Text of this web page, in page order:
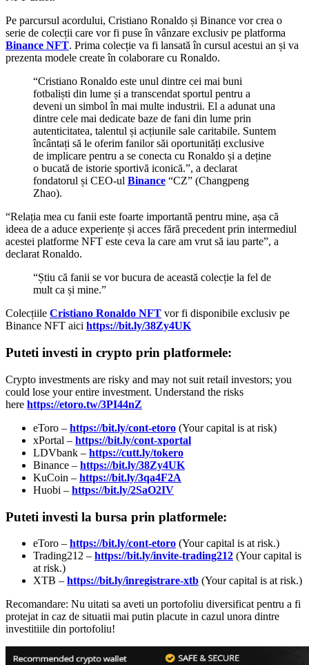
Pe parcursul acordului, Cristiano Ronaldo și Binance vor crea o
serie de colecții care vor fi puse în vânzare exclusiv pe platforma
Binance NFT. Prima colecție va fi lansată în cursul acestui an și va
prezenta modele create în colaborare cu Ronaldo.
“Cristiano Ronaldo este unul dintre cei mai buni
fotbaliști din lume și a transcendat sportul pentru a
deveni un simbol în mai multe industrii. El a adunat una
dintre cele mai dedicate baze de fani din lume prin
autenticitatea, talentul și acțiunile sale caritabile. Suntem
încântați să le oferim fanilor săi oportunități exclusive
de implicare pentru a se conecta cu Ronaldo și a deține
o bucată de istorie sportivă iconică.”, a declarat
fondatorul și CEO-ul Binance “CZ” (Changpeng
Zhao).
“Relația mea cu fanii este foarte importantă pentru mine, așa că
ideea de a aduce experiențe și acces fără precedent prin intermediul
acestei platforme NFT este ceva la care am vrut să iau parte”, a
declarat Ronaldo.
“Știu că fanii se vor bucura de această colecție la fel de
mult ca și mine.”
Colecțiile Cristiano Ronaldo NFT vor fi disponibile exclusiv pe
Binance NFT aici https://bit.ly/38Zy4UK
Puteti investi in crypto prin platformele:
Crypto investments are risky and may not suit retail investors; you
could lose your entire investment. Understand the risks
here https://etoro.tw/3PI44nZ
eToro – https://bit.ly/cont-etoro (Your capital is at risk)
xPortal – https://bit.ly/cont-xportal
LDVbank – https://cutt.ly/tokero
Binance – https://bit.ly/38Zy4UK
KuCoin – https://bit.ly/3qa4F2A
Huobi – https://bit.ly/2SaO2IV
Puteti investi la bursa prin platformele:
eToro – https://bit.ly/cont-etoro (Your capital is at risk.)
Trading212 – https://bit.ly/invite-trading212 (Your capital is
at risk.)
XTB – https://bit.ly/inregistrare-xtb (Your capital is at risk.)
Recomandare: Nu uitati sa aveti un portofoliu diversificat pentru a fi
protejat in caz de situatii mai putin placute in cazul unora dintre
investitiile din portofoliu!